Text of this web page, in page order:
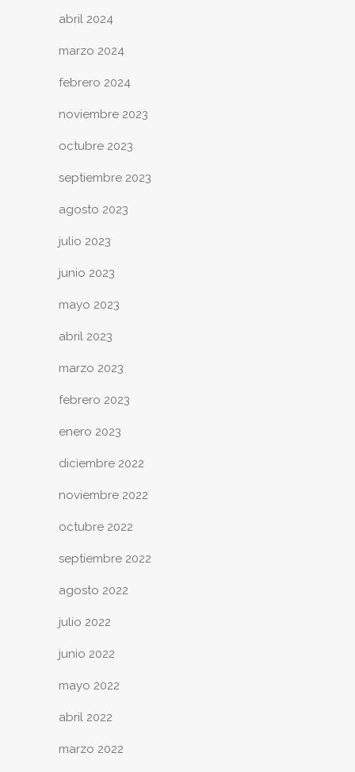
abril 2024
marzo 2024
febrero 2024
noviembre 2023
octubre 2023
septiembre 2023
agosto 2023
julio 2023
junio 2023
mayo 2023
abril 2023
marzo 2023
febrero 2023
enero 2023
diciembre 2022
noviembre 2022
octubre 2022
septiembre 2022
agosto 2022
julio 2022
junio 2022
mayo 2022
abril 2022
marzo 2022